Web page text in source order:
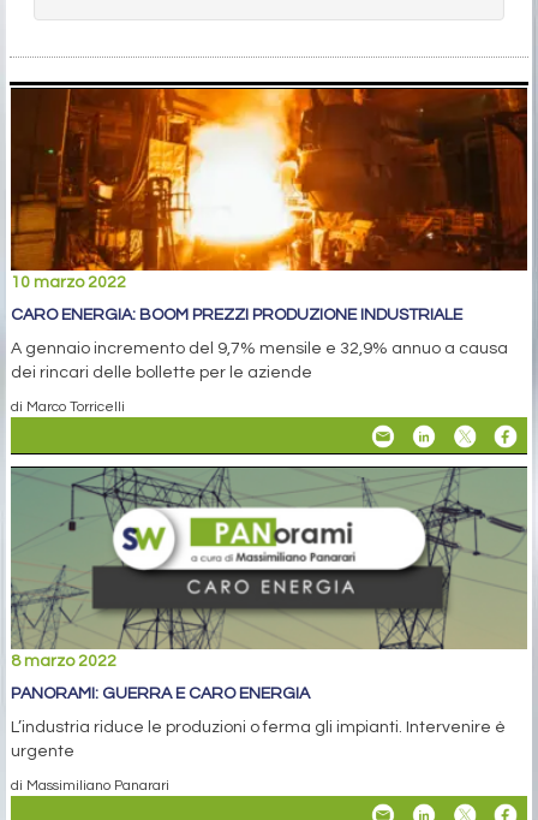
10 marzo 2022
CARO ENERGIA: BOOM PREZZI PRODUZIONE INDUSTRIALE
A gennaio incremento del 9,7% mensile e 32,9% annuo a causa
dei rincari delle bollette per le aziende
di Marco Torricelli
8 marzo 2022
PANORAMI: GUERRA E CARO ENERGIA
L’industria riduce le produzioni o ferma gli impianti. Intervenire è
urgente
di Massimiliano Panarari